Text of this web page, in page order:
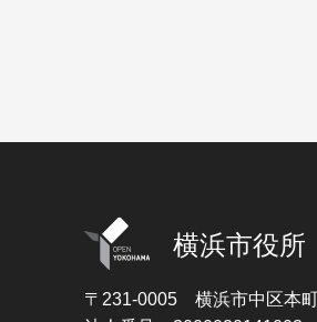
横浜市役所
〒231-0005 横浜市中区本